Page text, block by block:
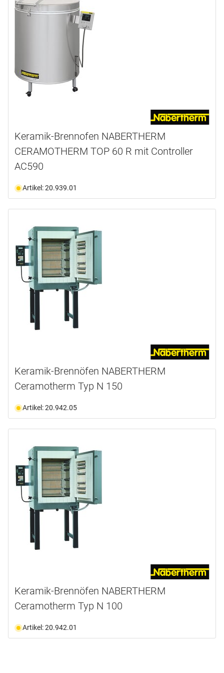
Keramik-Brennofen NABERTHERM
CERAMOTHERM TOP 60 R mit Controller
AC590
Artikel: 20.939.01
Keramik-Brennöfen NABERTHERM
Ceramotherm Typ N 150
Artikel: 20.942.05
Keramik-Brennöfen NABERTHERM
Ceramotherm Typ N 100
Artikel: 20.942.01